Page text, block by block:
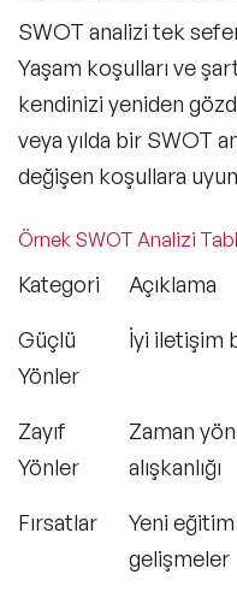
SWOT analizi tek
Yaşam koşulları ve
kendinizi yeniden
veya yılda bir SWOT
değişen koşullara
Örnek SWOT Analizi
Kategori Açıklama
Güçlü
Yönler
İyi iletişim
Zayıf
Yönler
Zaman
alışkanlığı
Fırsatlar
Yeni
gelişmeler